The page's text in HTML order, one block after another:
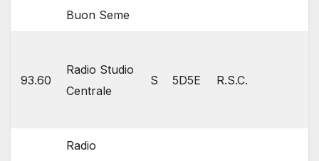
Buon Seme
93.60
Radio Studio
Centrale
S 5D5E R.S.C.
Radio